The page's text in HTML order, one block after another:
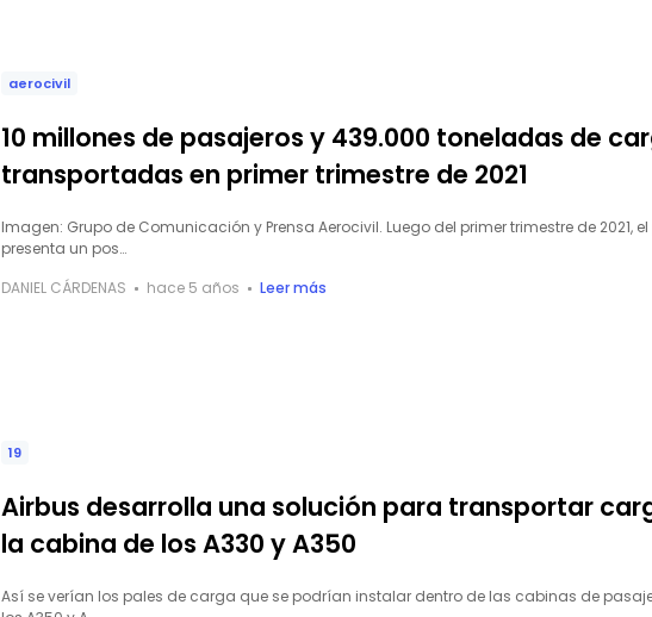
aerocivil
10 millones de pasajeros y 439.000 toneladas de
transportadas en primer trimestre de 2021
Imagen: Grupo de Comunicación y Prensa Aerocivil. Luego del primer trimestre de 2021,
presenta un pos…
DANIEL CÁRDENAS
hace 5 años Leer más
19
Airbus desarrolla una solución para transportar
la cabina de los A330 y A350
Así se verían los pales de carga que se podrían instalar dentro de las cabinas de